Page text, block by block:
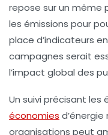
repose sur un même
les émissions pour
place d’indicateurs
campagnes serait
l’impact global des
Un suivi précisant les
économies
organisations peut